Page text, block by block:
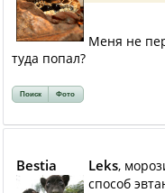
Меня не
туда попал?
Поиск Фото
Bestia Leks,
способ